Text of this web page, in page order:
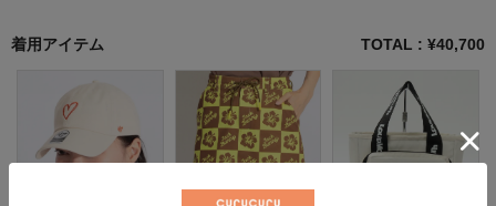
着用アイテム TOTAL : ¥40,700